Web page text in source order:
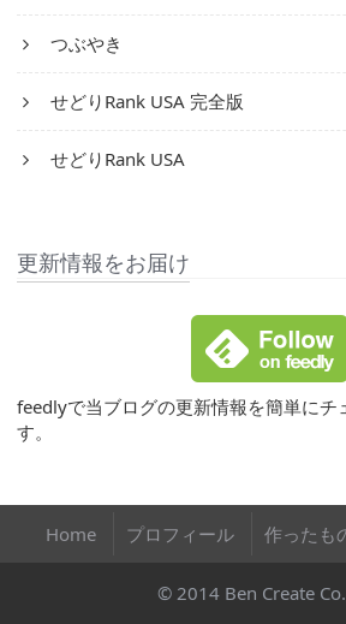
つぶやき
せどりRank USA 完全版
せどりRank USA
更新情報をお届け
feedlyで当ブログの更新情報を簡単にチ
す。
Home プロフィール 作ったも
© 2014 Ben Create